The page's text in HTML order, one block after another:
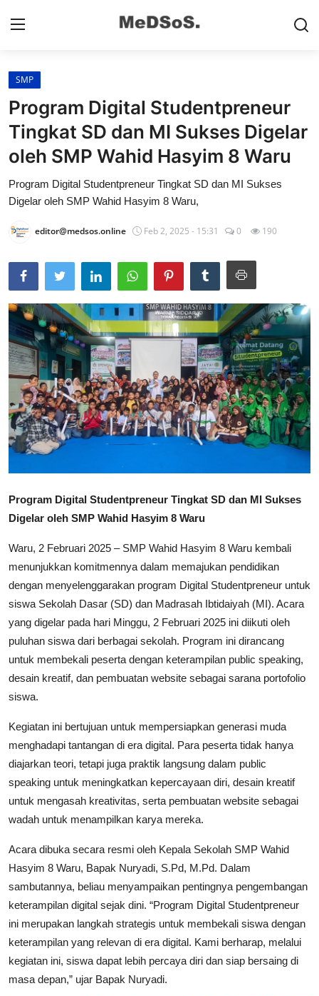
Home
Contact
SMP
SD
Galeri Dispendikbud Sidoarjo
Gallery
Lainnya
SMP
Program Digital Studentpreneur
Tingkat SD dan MI Sukses Digelar
oleh SMP Wahid Hasyim 8 Waru
Program Digital Studentpreneur Tingkat SD dan MI Sukses
Digelar oleh SMP Wahid Hasyim 8 Waru,
editor@medsos.online Feb 2, 2025 - 15:31 0 190
Program Digital Studentpreneur Tingkat SD dan MI Sukses
Digelar oleh SMP Wahid Hasyim 8 Waru
Waru, 2 Februari 2025 – SMP Wahid Hasyim 8 Waru kembali
menunjukkan komitmennya dalam memajukan pendidikan
dengan menyelenggarakan program Digital Studentpreneur untuk
siswa Sekolah Dasar (SD) dan Madrasah Ibtidaiyah (MI). Acara
yang digelar pada hari Minggu, 2 Februari 2025 ini diikuti oleh
puluhan siswa dari berbagai sekolah. Program ini dirancang
untuk membekali peserta dengan keterampilan public speaking,
desain kreatif, dan pembuatan website sebagai sarana portofolio
siswa.
Kegiatan ini bertujuan untuk mempersiapkan generasi muda
menghadapi tantangan di era digital. Para peserta tidak hanya
diajarkan teori, tetapi juga praktik langsung dalam public
speaking untuk meningkatkan kepercayaan diri, desain kreatif
untuk mengasah kreativitas, serta pembuatan website sebagai
wadah untuk menampilkan karya mereka.
Acara dibuka secara resmi oleh Kepala Sekolah SMP Wahid
Hasyim 8 Waru, Bapak Nuryadi, S.Pd, M.Pd. Dalam
sambutannya, beliau menyampaikan pentingnya pengembangan
keterampilan digital sejak dini. “Program Digital Studentpreneur
ini merupakan langkah strategis untuk membekali siswa dengan
keterampilan yang relevan di era digital. Kami berharap, melalui
kegiatan ini, siswa dapat lebih percaya diri dan siap bersaing di
masa depan,” ujar Bapak Nuryadi.